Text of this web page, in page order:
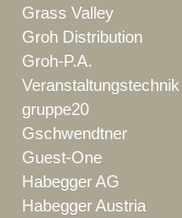
Grass Valley
Groh Distribution
Groh-P.A.
Veranstaltungstechnik
gruppe20
Gschwendtner
Guest-One
Habegger AG
Habegger Austria